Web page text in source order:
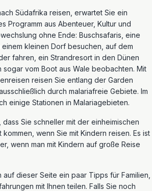
Südafrika reisen, erwartet Sie ein
Programm aus Abenteuer, Kultur und
ohne Ende: Buschsafaris, eine
kleinen Dorf besuchen, auf dem
fahren, ein Strandresort in den Dünen
vom Boot aus Wale beobachten. Mit
reisen Sie entlang der Garden
durch malariafreie Gebiete. Im
einige Stationen in Malariagebieten.
Sie schneller mit der einheimischen
wenn Sie mit Kindern reisen. Es ist
wenn man mit Kindern auf große Reise
auf dieser Seite ein paar Tipps für Familien,
mit Ihnen teilen. Falls Sie noch